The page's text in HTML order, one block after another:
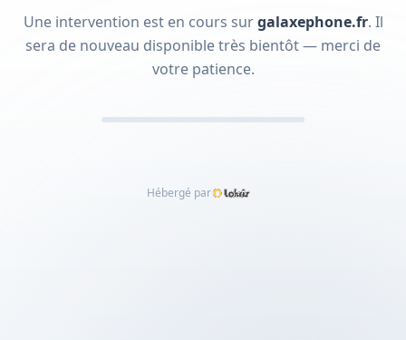
Une intervention est en cours surgalaxephone.fr. Il
sera de nouveau disponible très bientôt — merci de
votre patience.
Hébergé par